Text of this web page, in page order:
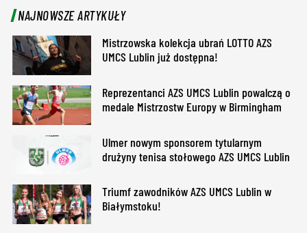
NAJNOWSZE ARTYKUŁY
Mistrzowska kolekcja ubrań LOTTO AZS
UMCS Lublin już dostępna!
Reprezentanci AZS UMCS Lublin powalczą o
medale Mistrzostw Europy w Birmingham
Ulmer nowym sponsorem tytularnym
drużyny tenisa stołowego AZS UMCS Lublin
Triumf zawodników AZS UMCS Lublin w
Białymstoku!